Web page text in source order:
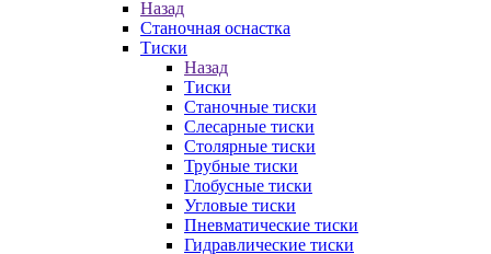
Назад
Станочная оснастка
Тиски
Назад
Тиски
Станочные тиски
Слесарные тиски
Столярные тиски
Трубные тиски
Глобусные тиски
Угловые тиски
Пневматические тиски
Гидравлические тиски